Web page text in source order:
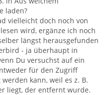
laden?
vielleicht doch noch von
wird, ergänze ich noch
längst herausgefunden
- ja überhaupt in
Du versuchst auf ein
für den Zugriff
kann, weil es z. B.
liegt, der entfernt wurde.